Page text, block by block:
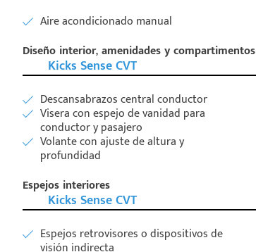
Aire acondicionado manual
Diseño interior, amenidades y compartimentos
Kicks Sense CVT
Descansabrazos central conductor
Visera con espejo de vanidad para
conductor y pasajero
Volante con ajuste de altura y
profundidad
Espejos interiores
Kicks Sense CVT
Espejos retrovisores o dispositivos de
visión indirecta